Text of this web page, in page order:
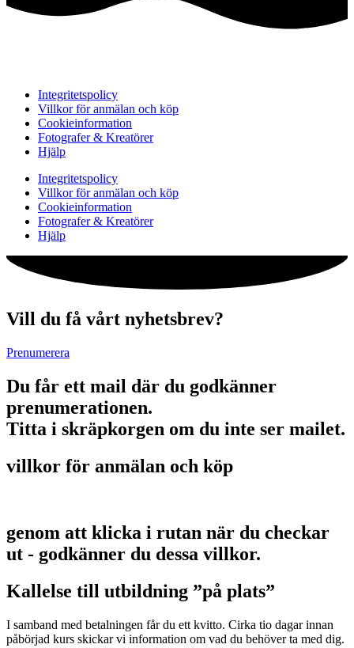
Integritetspolicy
Villkor för anmälan och köp
Cookieinformation
Fotografer & Kreatörer
Hjälp
Integritetspolicy
Villkor för anmälan och köp
Cookieinformation
Fotografer & Kreatörer
Hjälp
Vill du få vårt nyhetsbrev?
Prenumerera
Du får ett mail där du godkänner
prenumerationen.
Titta i skräpkorgen om du inte ser mailet.
villkor för anmälan och köp
genom att klicka i rutan när du checkar
ut - godkänner du dessa villkor.
Kallelse till utbildning ”på plats”
I samband med betalningen får du ett kvitto. Cirka tio dagar innan
påbörjad kurs skickar vi information om vad du behöver ta med dig.